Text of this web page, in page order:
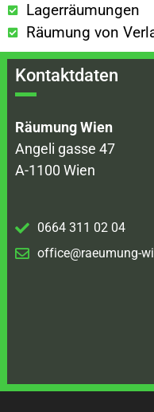
Lagerräumungen
Räumung von
Kontaktdaten
Räumung Wien
Angeli gasse 47
A-1100 Wien
0664 311 02 04
office@raeumung-